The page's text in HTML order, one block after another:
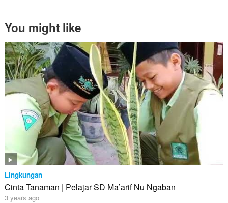
You might like
Lingkungan
Cinta Tanaman | Pelajar SD Ma’arif Nu Ngaban
3 years ago